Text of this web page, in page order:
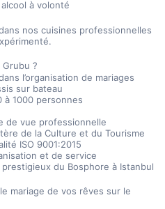
à volonté
nos cuisines professionnelles
?
l’organisation de mariages
sur bateau
à 1000 personnes
de vue professionnelle
de la Culture et du Tourisme
ISO 9001:2015
et de service
du Bosphore à Istanbul
mariage de vos rêves sur le